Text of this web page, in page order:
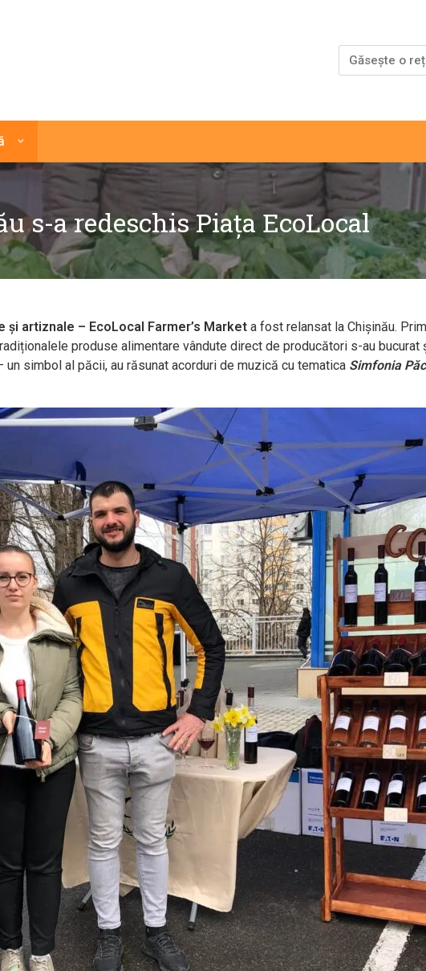
s-a redeschis Piața EcoLocal
și artiznale – EcoLocal Farmer’s Market a fost relansat la Chișinău.
produse alimentare vândute direct de producători s-au bucurat
simbol al păcii, au răsunat acorduri de muzică cu tematica Simfonia